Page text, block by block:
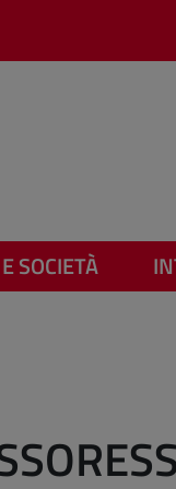
SOCIETÀ